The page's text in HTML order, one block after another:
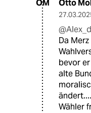
OM Otto
Da
bevor
alte
Wähler